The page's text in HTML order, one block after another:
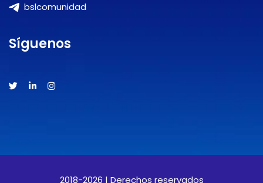
bslcomunidad
Síguenos
2018-2026 | Derechos reservados